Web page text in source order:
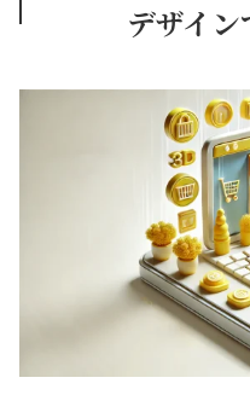
デザイ